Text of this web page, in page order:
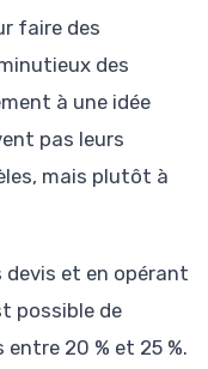
faire des
des
à une idée
pas leurs
mais plutôt à
devis et en opérant
possible de
20 % et 25 %.